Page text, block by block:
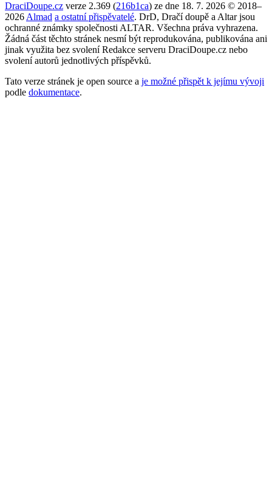
DraciDoupe.cz verze 2.369 (216b1ca) ze dne 18. 7. 2026 © 2018–
2026 Almad a ostatní přispěvatelé. DrD, Dračí doupě a Altar jsou
ochranné známky společnosti ALTAR. Všechna práva vyhrazena.
Žádná část těchto stránek nesmí být reprodukována, publikována ani
jinak využita bez svolení Redakce serveru DraciDoupe.cz nebo
svolení autorů jednotlivých příspěvků.
Tato verze stránek je open source a je možné přispět k jejímu vývoji
podle dokumentace.